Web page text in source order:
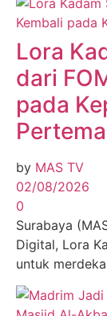
Lora
dari
pada
by MAS TV
02/08/2026
0
Surabaya
Digital, Lora
untuk